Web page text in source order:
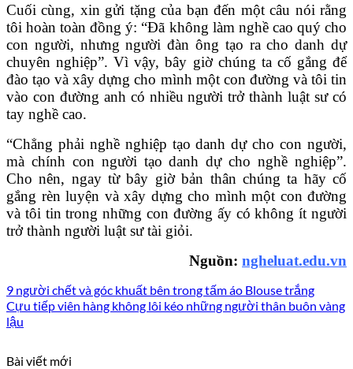
Cuối cùng, xin gửi tặng của bạn đến một câu nói rằng
tôi hoàn toàn đồng ý: “Đã không làm nghề cao quý cho
con người, nhưng người đàn ông tạo ra cho danh dự
chuyên nghiệp”. Vì vậy, bây giờ chúng ta cố gắng để
đào tạo và xây dựng cho mình một con đường và tôi tin
vào con đường anh có nhiều người trở thành luật sư có
tay nghề cao.
“Chẳng phải nghề nghiệp tạo danh dự cho con người,
mà chính con người tạo danh dự cho nghề nghiệp”.
Cho nên, ngay từ bây giờ bản thân chúng ta hãy cố
gắng rèn luyện và xây dựng cho mình một con đường
và tôi tin trong những con đường ấy có không ít người
trở thành người luật sư tài giỏi.
Nguồn: ngheluat.edu.vn
9 người chết và góc khuất bên trong tấm áo Blouse trắng
Cựu tiếp viên hàng không lôi kéo những người thân buôn vàng
lậu
Bài viết mới